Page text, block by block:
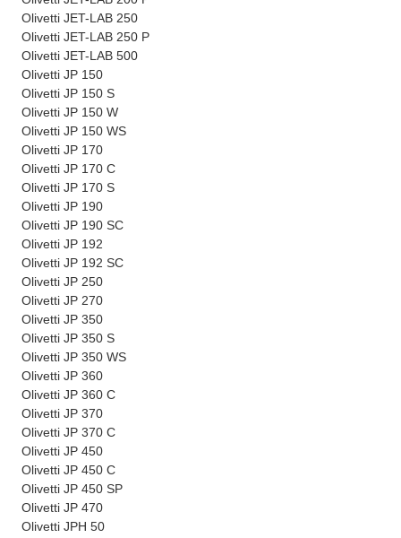
Olivetti JET-LAB 250
Olivetti JET-LAB 250 P
Olivetti JET-LAB 500
Olivetti JP 150
Olivetti JP 150 S
Olivetti JP 150 W
Olivetti JP 150 WS
Olivetti JP 170
Olivetti JP 170 C
Olivetti JP 170 S
Olivetti JP 190
Olivetti JP 190 SC
Olivetti JP 192
Olivetti JP 192 SC
Olivetti JP 250
Olivetti JP 270
Olivetti JP 350
Olivetti JP 350 S
Olivetti JP 350 WS
Olivetti JP 360
Olivetti JP 360 C
Olivetti JP 370
Olivetti JP 370 C
Olivetti JP 450
Olivetti JP 450 C
Olivetti JP 450 SP
Olivetti JP 470
Olivetti JPH 50